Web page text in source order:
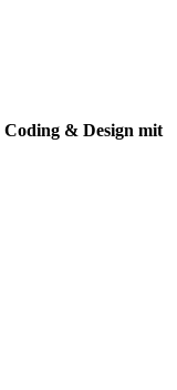
Coding & Design mit